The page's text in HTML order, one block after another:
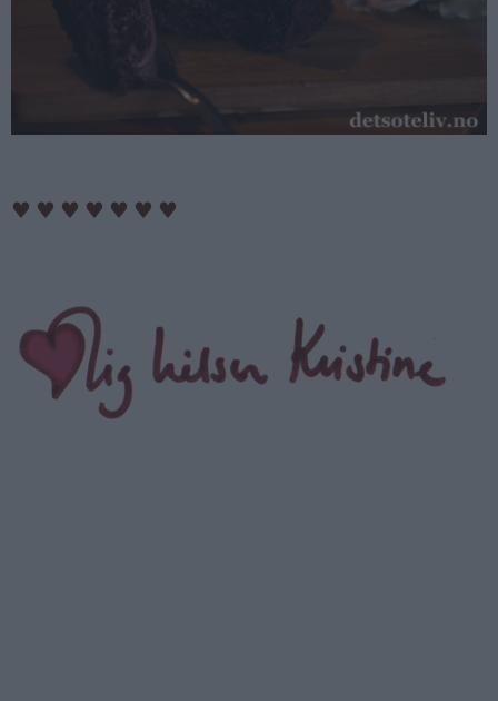
♥ ♥ ♥ ♥ ♥ ♥ ♥